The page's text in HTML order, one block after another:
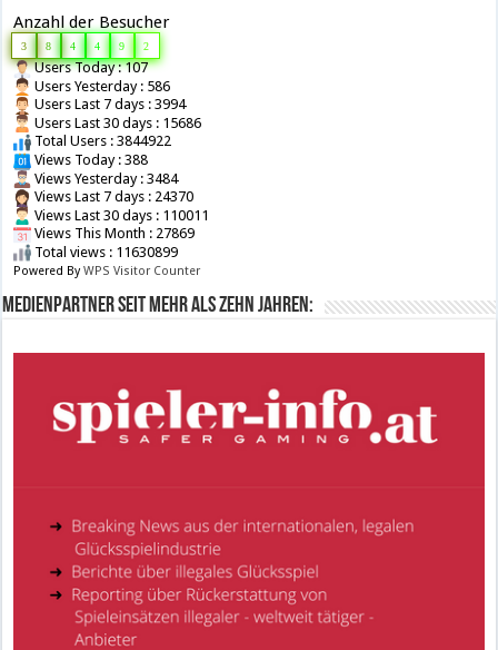
Anzahl der Besucher
3 8 4 4 9 2
Users Today : 107
Users Yesterday : 586
Users Last 7 days : 3994
Users Last 30 days : 15686
Total Users : 3844922
Views Today : 388
Views Yesterday : 3484
Views Last 7 days : 24370
Views Last 30 days : 110011
Views This Month : 27869
Total views : 11630899
Powered ByWPS Visitor Counter
Medienpartner seit mehr als zehn Jahren: